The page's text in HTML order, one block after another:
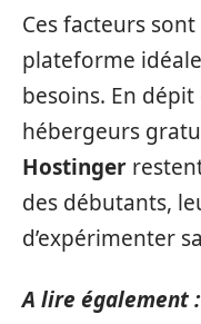
Ces facteurs
plateforme
besoins. En
hébergeurs
Hostinger
des débutants,
d’expérimenter
A lire également :